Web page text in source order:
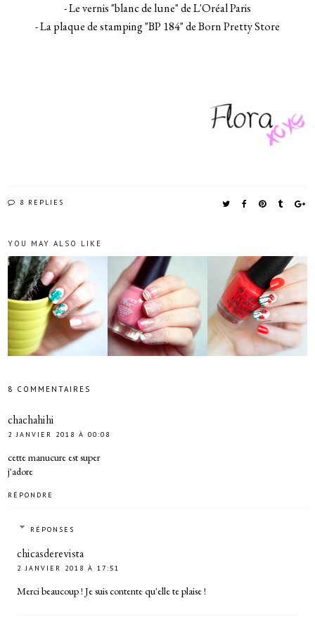
- Le vernis "blanc de lune" de L'Oréal Paris
- La plaque de stamping "BP 184" de Born Pretty Store
8 REPLIES
YOU MAY ALSO LIKE
8 COMMENTAIRES
chachahihi
2 JANVIER 2018 À 00:08
cette manucure est super
j'adore
RÉPONDRE
RÉPONSES
chicasderevista
2 JANVIER 2018 À 17:51
Merci beaucoup ! Je suis contente qu'elle te plaise !